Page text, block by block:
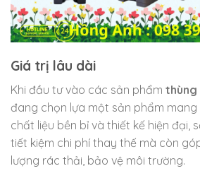
Giá trị lâu dài
Khi đầu tư vào các sản phẩm thùng
đang chọn lựa một sản phẩm mang
chất liệu bền bỉ và thiết kế hiện đại,
tiết kiệm chi phí thay thế mà còn
lượng rác thải, bảo vệ môi trường.